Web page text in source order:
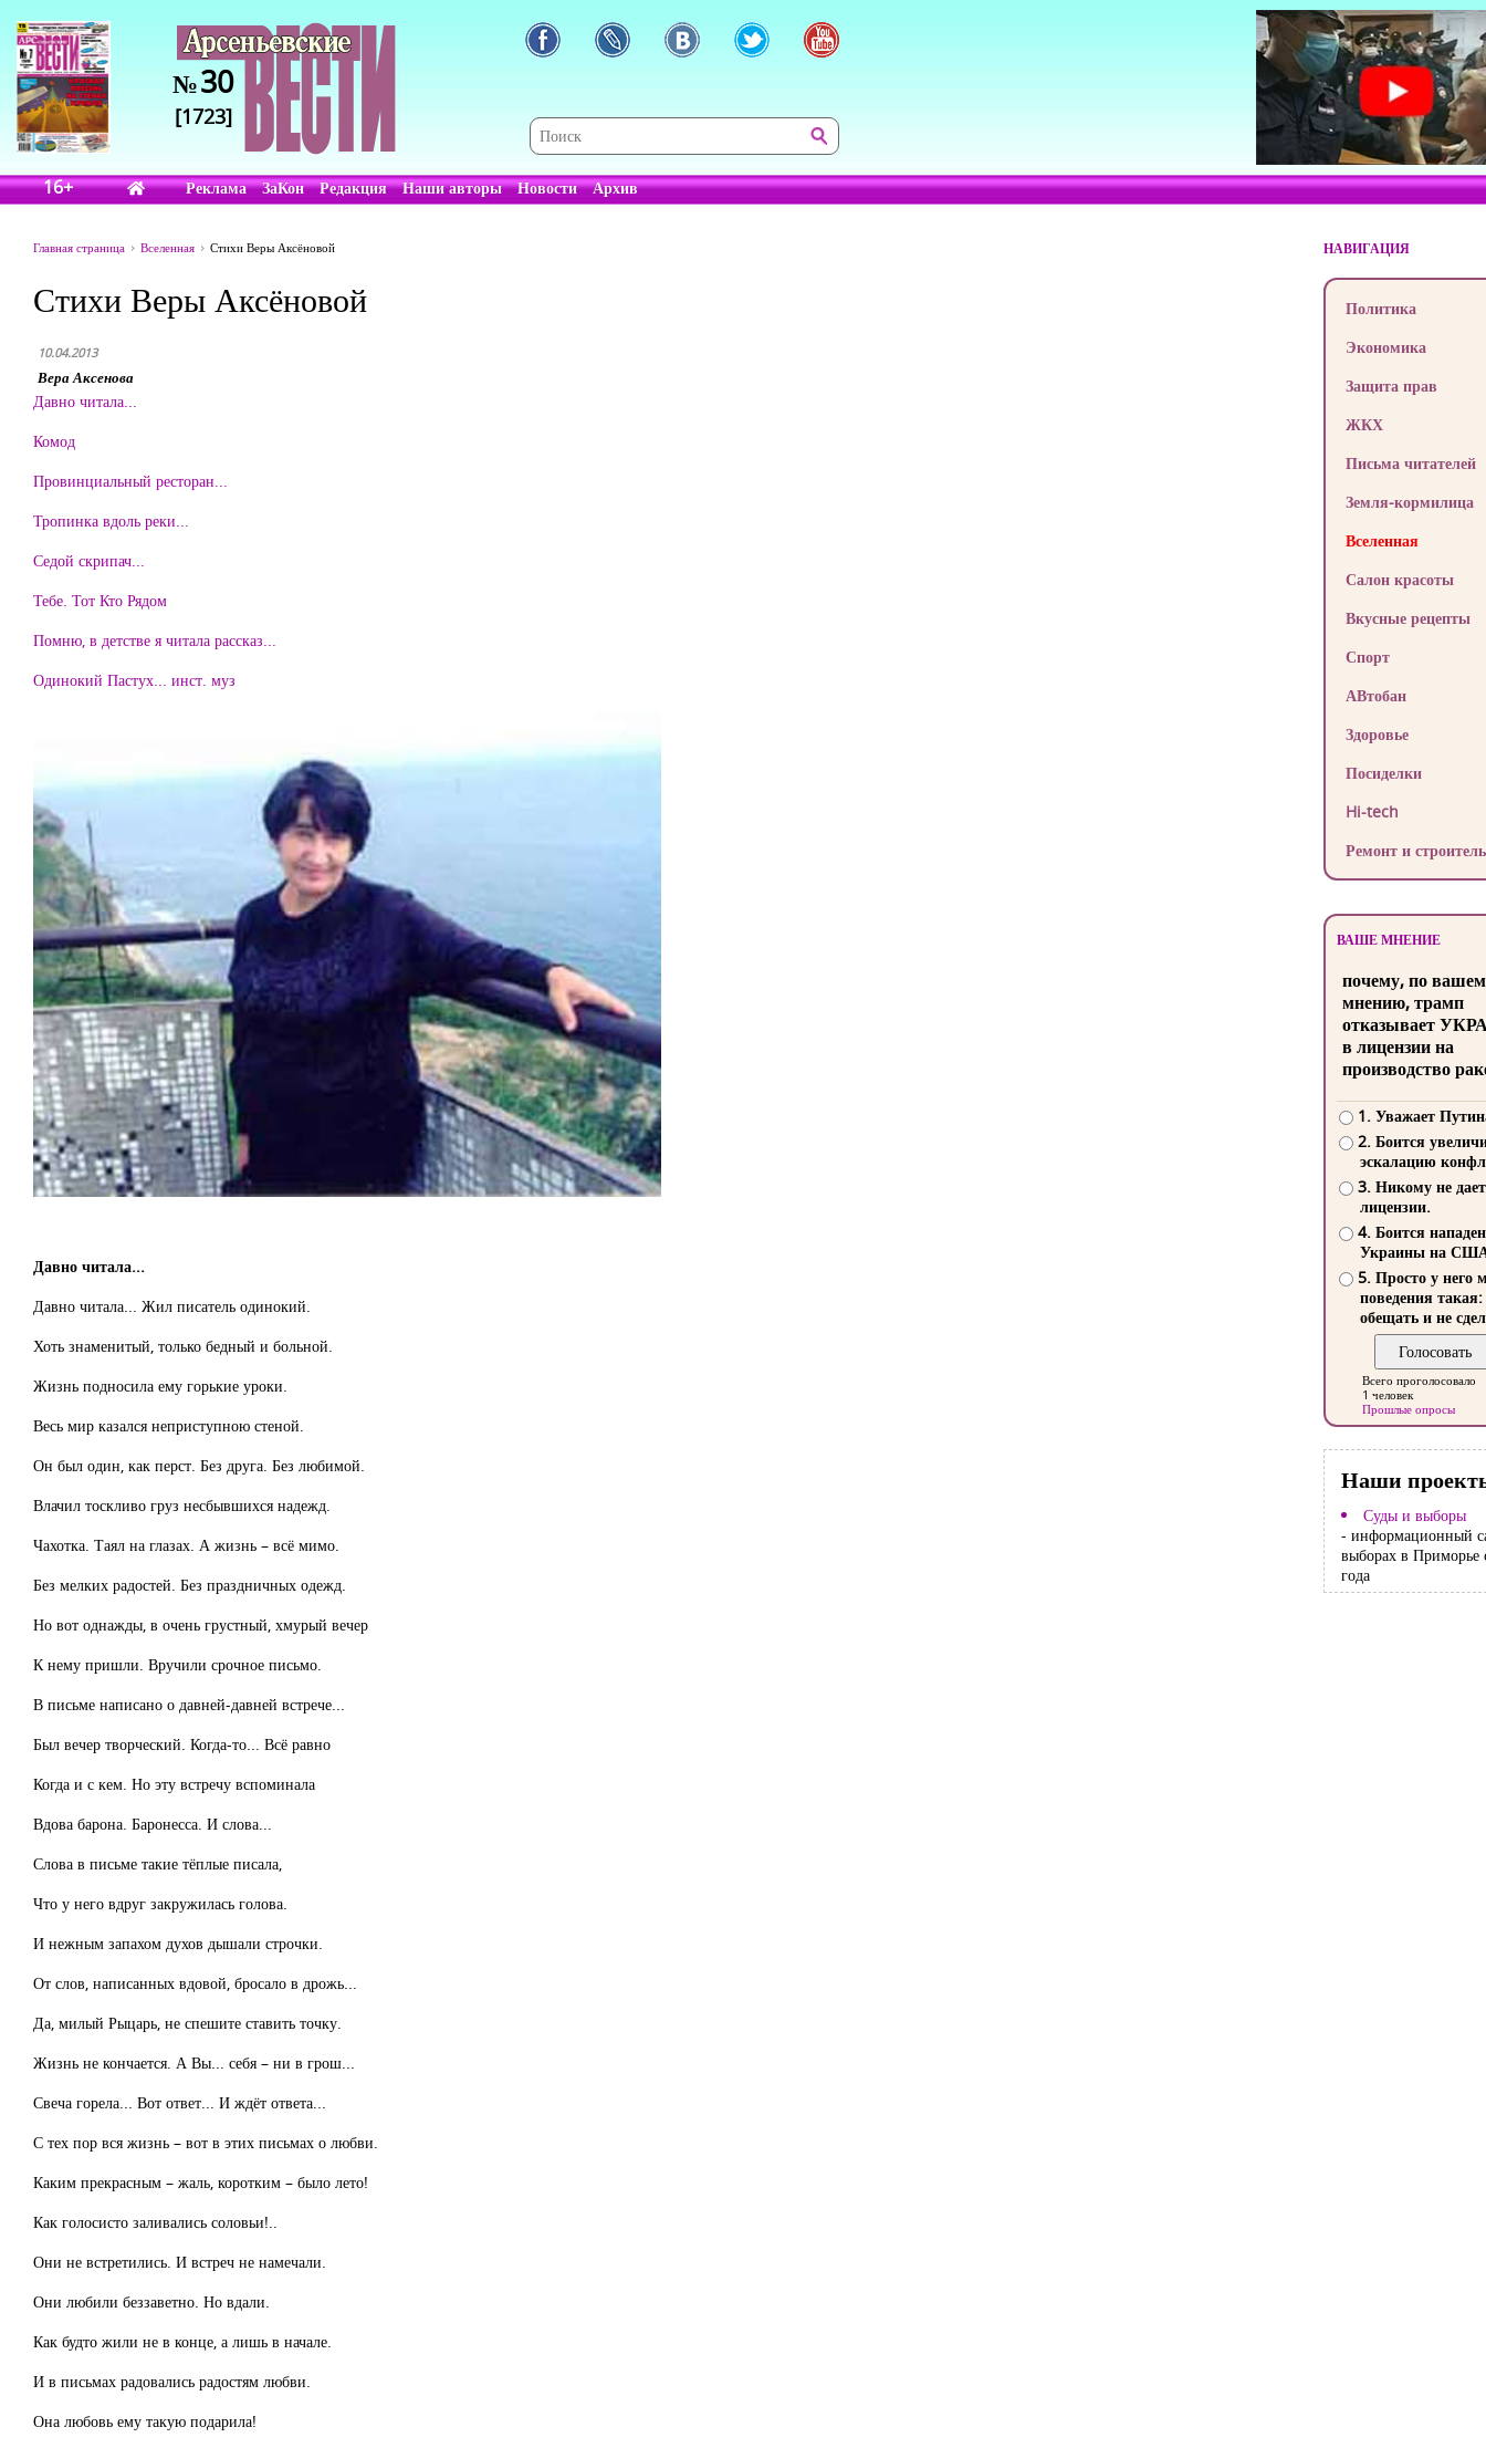
№30
[1723]
16+ Реклама ЗаКон Редакция Наши авторы Новости Архив
Главная страница Вселенная Стихи Веры Аксёновой
Стихи Веры Аксёновой
10.04.2013
Вера Аксенова
Давно читала...
Комод
Провинциальный ресторан...
Тропинка вдоль реки...
Седой скрипач...
Тебе. Тот Кто Рядом
Помню, в детстве я читала рассказ...
Одинокий Пастух... инст. муз
Давно читала...
Давно читала... Жил писатель одинокий.
Хоть знаменитый, только бедный и больной.
Жизнь подносила ему горькие уроки.
Весь мир казался неприступною стеной.
Он был один, как перст. Без друга. Без любимой.
Влачил тоскливо груз несбывшихся надежд.
Чахотка. Таял на глазах. А жизнь – всё мимо.
Без мелких радостей. Без праздничных одежд.
Но вот однажды, в очень грустный, хмурый вечер
К нему пришли. Вручили срочное письмо.
В письме написано о давней-давней встрече...
Был вечер творческий. Когда-то... Всё равно
Когда и с кем. Но эту встречу вспоминала
Вдова барона. Баронесса. И слова...
Слова в письме такие тёплые писала,
Что у него вдруг закружилась голова.
И нежным запахом духов дышали строчки.
От слов, написанных вдовой, бросало в дрожь...
Да, милый Рыцарь, не спешите ставить точку.
Жизнь не кончается. А Вы... себя – ни в грош...
Свеча горела... Вот ответ... И ждёт ответа...
С тех пор вся жизнь – вот в этих письмах о любви.
Каким прекрасным – жаль, коротким – было лето!
Как голосисто заливались соловьи!..
Они не встретились. И встреч не намечали.
Они любили беззаветно. Но вдали.
Как будто жили не в конце, а лишь в начале.
И в письмах радовались радостям любви.
Она любовь ему такую подарила!
НАВИГАЦИЯ
Политика
Экономика
Защита прав
ЖКХ
Письма читателей
Земля-кормилица
Вселенная
Салон красоты
Вкусные рецепты
Спорт
АВтобан
Здоровье
Посиделки
Hi-tech
Ремонт и
ВАШЕ МНЕНИЕ
почему, по
мнению, трамп
отказывает
в лицензии на
производство
1. Уважает
2. Боится
эскалацию
3. Никому не
лицензии.
4. Боится
Украины на
5. Просто у него
поведения такая:
обещать и не
Всего проголосовало
1 человек
Прошлые опросы
Наши
Суды и выборы
- информационный
выборах в Приморье
года